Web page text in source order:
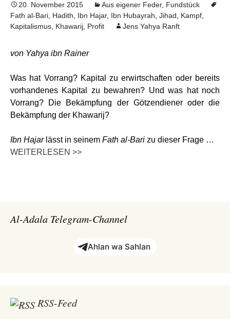
20. November 2015 Aus eigener Feder, Fundstück
Fath al-Bari Hadith Ibn Hajar, Ibn Hubayrah Jihad Kampf
Kapitalismus Khawarij Profit Jens Yahya Ranft
von Yahya ibn Rainer
Was hat Vorrang? Kapital zu erwirtschaften oder bereits
vorhandenes Kapital zu bewahren? Und was hat noch
Vorrang? Die Bekämpfung der Götzendiener oder die
Bekämpfung der Khawarij?
Ibn Hajarlässt in seinem Fath al-Bari zu dieser Frage …
WEITERLESEN >>
Al-Adala Telegram-Channel
Ahlan wa Sahlan
RSS-Feed